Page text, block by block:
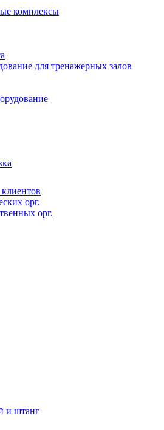
комплексы
для тренажерных залов
орг.
орг.
и штанг